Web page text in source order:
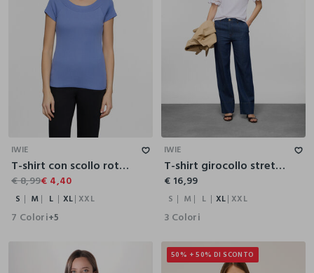
IWIE
T-shirt con scollo rotondo in costina donna
€ 8,99€ 4,40
S M L XL XXL
7 Colori+5
IWIE
T-shirt girocollo stretch donna
€ 16,99
S M L XL XXL
3 Colori
50% + 50% DI SCONTO